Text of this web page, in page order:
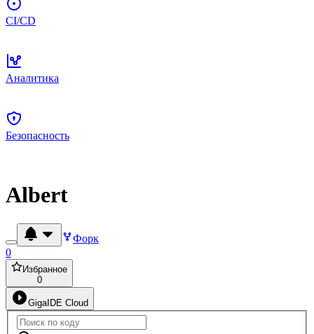
CI/CD
Аналитика
Безопасность
Albert
Форк
0
Избранное
0
GigaIDE Cloud